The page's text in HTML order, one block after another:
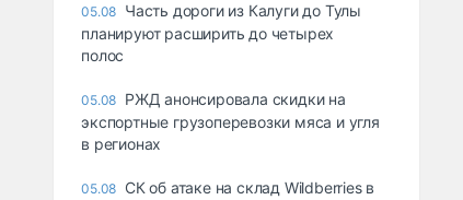
05.08 Часть дороги из Калуги до Тулы
планируют расширить до четырех
полос
05.08 РЖД анонсировала скидки на
экспортные грузоперевозки мяса и угля
в регионах
05.08 СК об атаке на склад Wildberries в